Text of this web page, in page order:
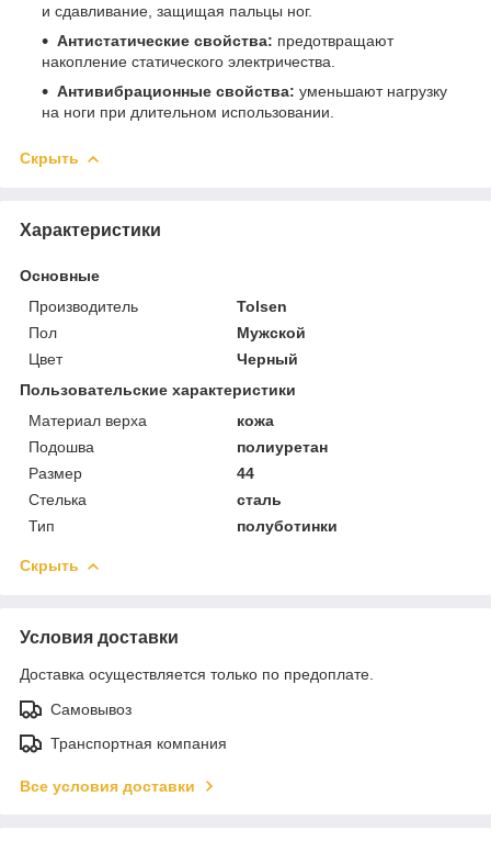
и сдавливание, защищая пальцы ног.
Антистатические свойства: предотвращают
накопление статического электричества.
Антивибрационные свойства: уменьшают нагрузку
на ноги при длительном использовании.
Скрыть
Характеристики
Основные
Производитель
Tolsen
Пол
Мужской
Цвет
Черный
Пользовательские характеристики
Материал верха
кожа
Подошва
полиуретан
Размер
44
Стелька
сталь
Тип
полуботинки
Скрыть
Условия доставки
Доставка осуществляется только по предоплате.
Самовывоз
Транспортная компания
Все условия доставки